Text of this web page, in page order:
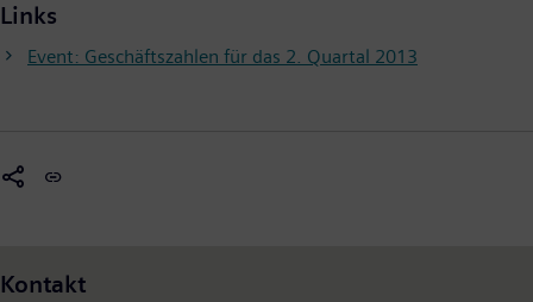
Links
Event: Geschäftszahlen für das 2. Quartal 2013
Kontakt